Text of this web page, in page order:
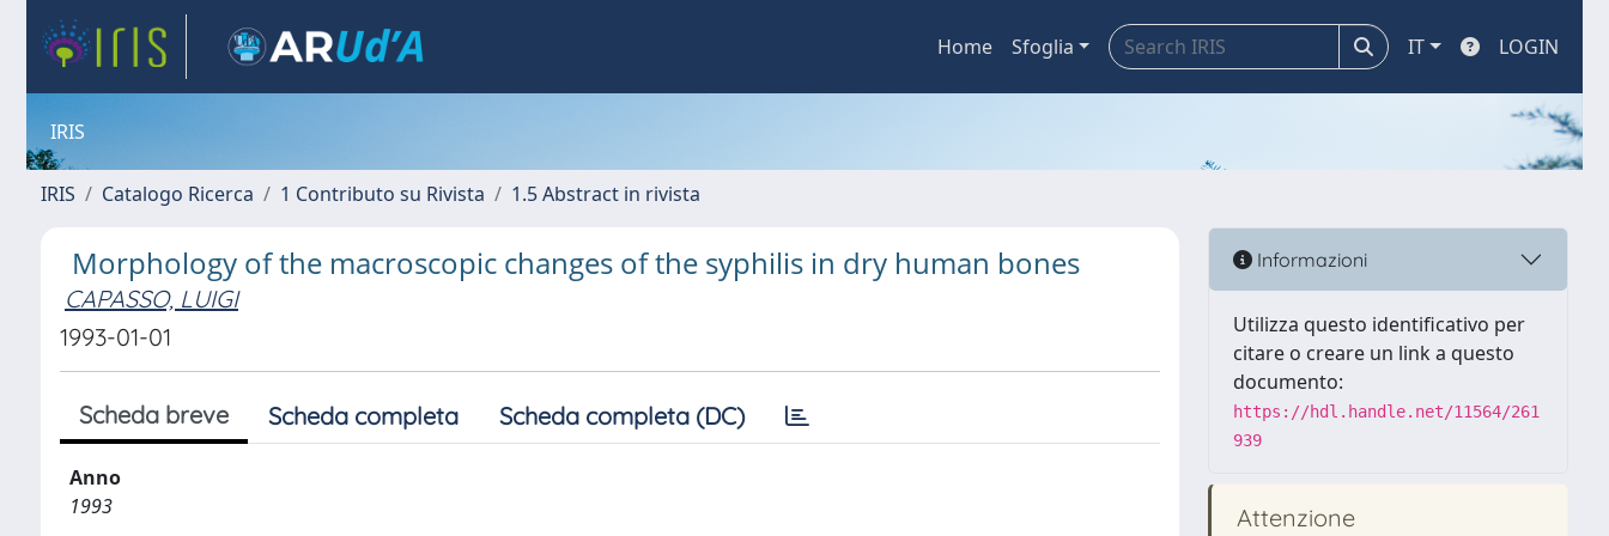
Home Sfoglia IT LOGIN
IRIS
IRIS Catalogo Ricerca 1 Contributo su Rivista 1.5 Abstract in rivista
Morphology of the macroscopic changes of the syphilis in dry human bones
CAPASSO, LUIGI
1993-01-01
Scheda breve Scheda completa Scheda completa (DC)
Anno
1993
Informazioni
Utilizza questo identificativo per
citare o creare un link a questo
documento:
https://hdl.handle.net/11564/261
939
Attenzione